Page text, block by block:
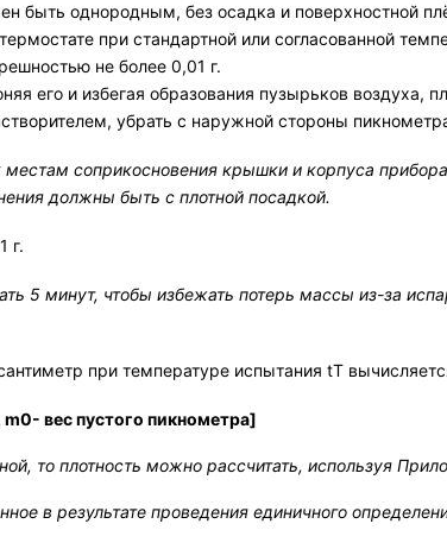
быть однородным, без осадка и поверхностной
при стандартной или согласованной
не более 0,01 г.
его и избегая образования пузырьков воздуха,
убрать с наружной стороны
соприкосновения крышки и корпуса
должны быть с плотной посадкой.
г.
5 минут, чтобы избежать потерь массы из-за
при температуре испытания tT
m0- вес пустого пикнометра]
то плотность можно рассчитать, используя
в результате проведения единичного